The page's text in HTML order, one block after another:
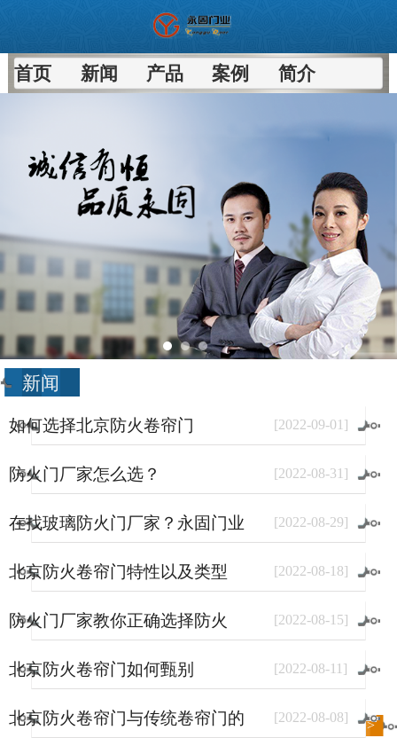
首页 新闻 产品 案例 简介
新闻
如何选择北京防火卷帘门 [2022-09-01 ]
防火门厂家怎么选？ [2022-08-31 ]
在找玻璃防火门厂家？永固门业
了解一下。
[2022-08-29]
北京防火卷帘门特性以及类型 [2022-08-18]
防火门厂家教你正确选择防火
门？
[2022-08-15]
北京防火卷帘门如何甄别 [2022-08-11 ]
北京防火卷帘门与传统卷帘门的
[2022-08-08]
进入新闻 频道>>